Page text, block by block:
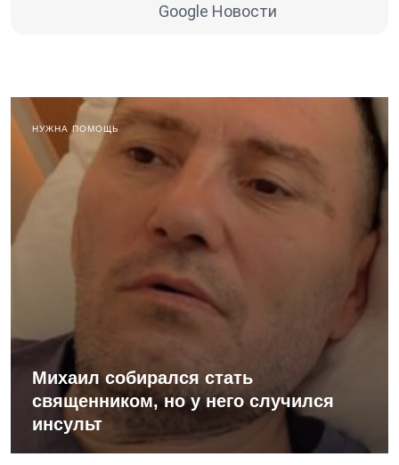
Google Новости
НУЖНА ПОМОЩЬ
Михаил собирался стать
священником, но у него случился
инсульт